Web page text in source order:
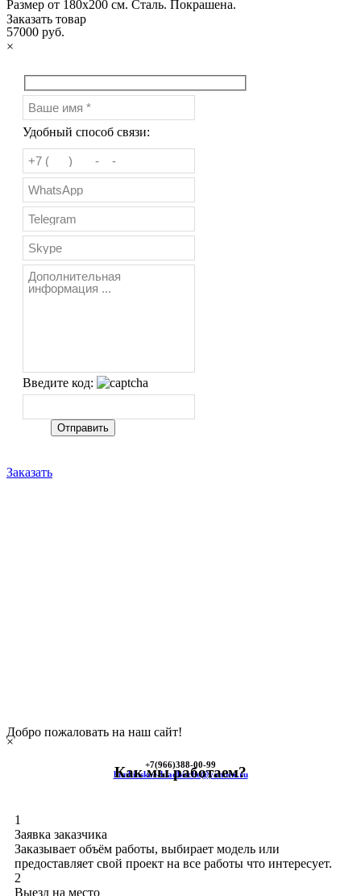
Размер от 180х200 см. Сталь. Покрашена.
57000 руб.
Заказать товар
×
Удобный способ связи:
Введите код:
Заказать
Добро пожаловать на наш сайт!
+7(966)388-00-99
himkinskoe-kladbische@yandex.ru
×
Как мы работаем?
1
Заявка заказчика
Заказывает объём работы, выбирает модель или
предоставляет свой проект на все работы что интересует.
2
Выезд на место